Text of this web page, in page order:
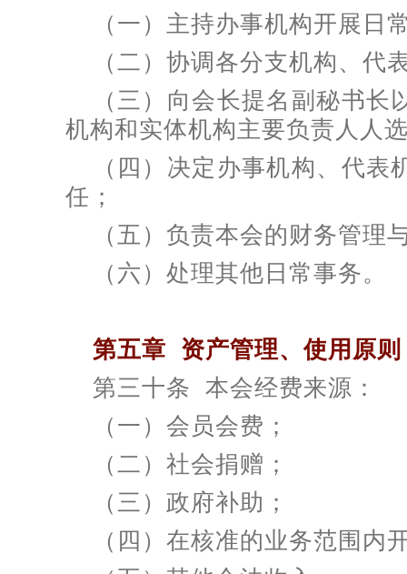
（一）主持办事机构开展日
（二）协调各分支机构、代
（三）向会长提名副秘书
机构和实体机构主要负责人人
（四）决定办事机构、代
任；
（五）负责本会的财务管理
（六）处理其他日常事务。
第五章 资产管理、使用原则
第三十条 本会经费来源：
（一）会员会费；
（二）社会捐赠；
（三）政府补助；
（四）在核准的业务范围内